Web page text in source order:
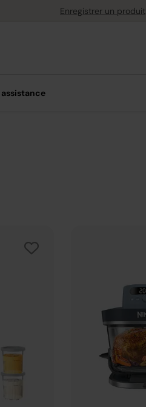
flexible avec Klarna
Enregistrer un produit